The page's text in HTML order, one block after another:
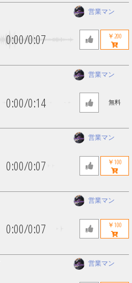
0:00/0:07
営業マン
￥200
0:00/0:14
営業マン
無料
0:00/0:07
営業マン
￥100
0:00/0:07
営業マン
￥100
営業マン